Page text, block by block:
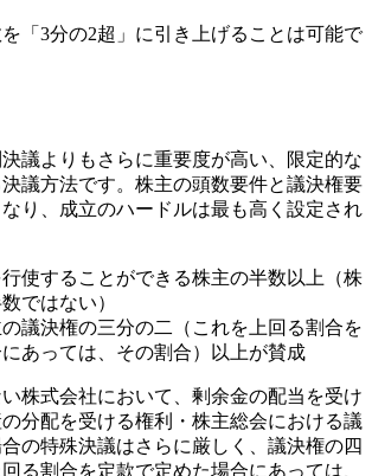
「3分の2超」に引き上げることは可能で
議よりもさらに重要度が高い、限定的な
議方法です。株主の頭数要件と議決権要
り、成立のハードルは最も高く設定され
使することができる株主の半数以上（株
ではない）
議決権の三分の二（これを上回る割合を
あっては、その割合）以上が賛成
株式会社において、剰余金の配当を受け
分配を受ける権利・株主総会における議
の特殊決議はさらに厳しく、議決権の四
る割合を定款で定めた場合にあっては、